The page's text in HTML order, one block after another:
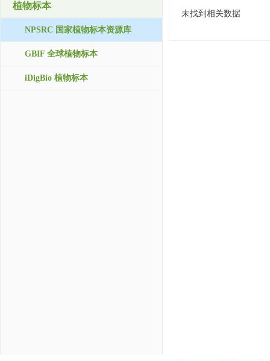
植物标本
NPSRC 国家植物标本资源库
GBIF 全球植物标本
iDigBio 植物标本
未找到相关数据